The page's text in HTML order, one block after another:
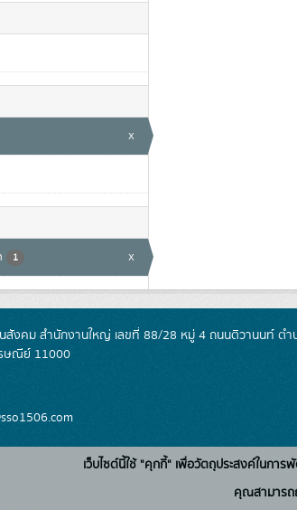
x
1 x
สังคม สำนักงานใหญ่ เลขที่ 88/28 หมู่ 4 ถนนติวานนท์ ต
ษณีย์ 11000
เว็บไซต์นี้ใช้ "คุกกี้" เพื่อวัตถุประสงค์ในกา
คุณสามารถ